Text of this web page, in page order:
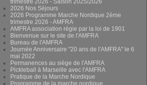
trimestre 2026 - Saison 2025/2026
2026 Nos Séjours
2026 Programme Marche Nordique 2ème
trimestre 2026 - AMFRA
AMFRA association régie par la loi de 1901
Bienvenue sur le site de l'AMFRA
Bureau de l'AMFRA
Journée Anniversaire "20 ans de l'AMFRA" le 6
mai 2022
Permanences au siège de l'AMFRA
Pickleball à Marseille avec l'AMFRA
Pratique de la Marche Nordique
Programme de la marche nordique